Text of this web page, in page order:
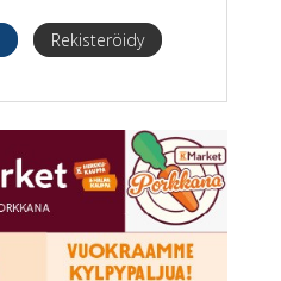
Rekisteröidy